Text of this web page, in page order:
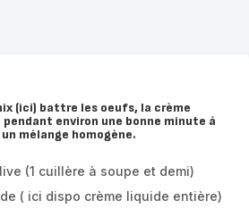
(ici) battre les oeufs, la crème
environ une bonne minute à
mélange homogène.
(1 cuillère à soupe et demi)
( ici dispo crème liquide entière)